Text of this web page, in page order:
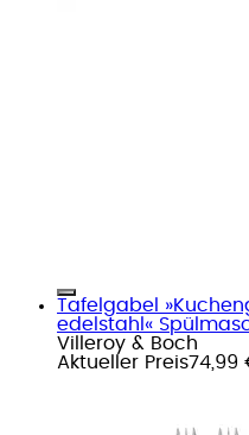
Tafelgabel
edelstahl«
Villeroy & Boch
Aktueller Preis74,99